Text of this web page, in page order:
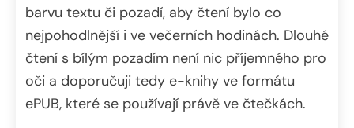
barvu textu či pozadí, aby čtení bylo co
nejpohodlnější i ve večerních hodinách. Dlouhé
čtení s bílým pozadím není nic příjemného pro
oči a doporučuji tedy e-knihy ve formátu
ePUB, které se používají právě ve čtečkách.